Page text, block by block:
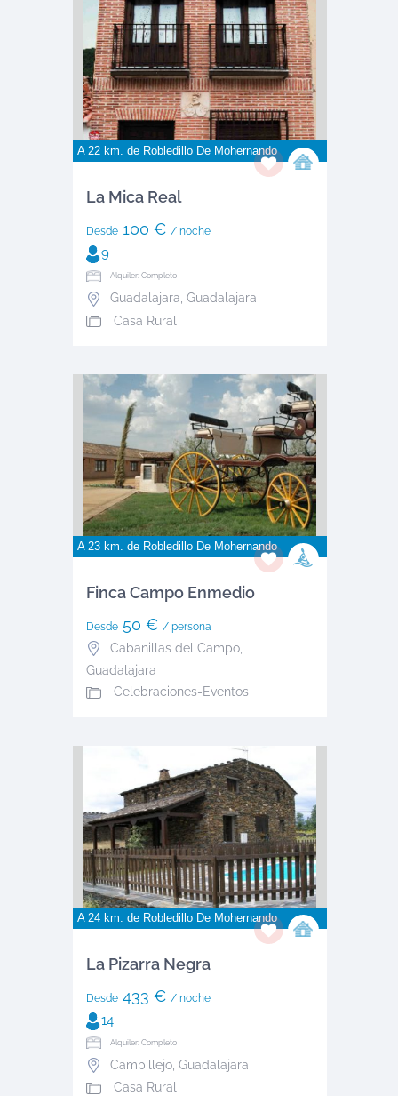
A 22 km. de Robledillo De Mohernando
La Mica Real
Desde100 € / noche
9
Alquiler: Completo
Guadalajara, Guadalajara
Casa Rural
A 23 km. de Robledillo De Mohernando
Finca Campo Enmedio
Desde50 € / persona
Cabanillas del Campo,
Guadalajara
Celebraciones-Eventos
A 24 km. de Robledillo De Mohernando
La Pizarra Negra
Desde433 € / noche
14
Alquiler: Completo
Campillejo, Guadalajara
Casa Rural